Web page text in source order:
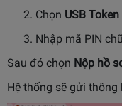
Chọn USB Token
Nhập mã PIN
Sau đó chọn Nộp hồ
Hệ thống sẽ gửi